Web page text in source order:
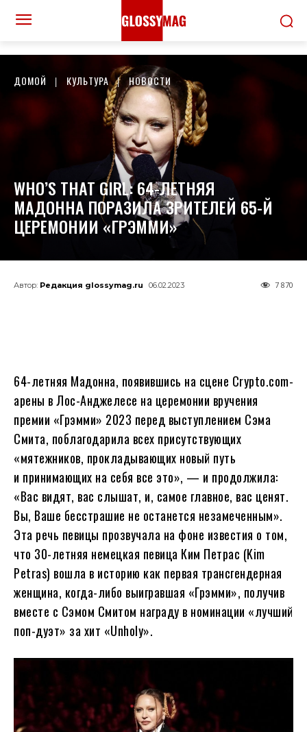
ДОМОЙ КУЛЬТУРА НОВОСТИ
WHO’S THAT GIRL: 64-ЛЕТНЯЯ
МАДОННА ПОРАЗИЛА ЗРИТЕЛЕЙ 65-Й
ЦЕРЕМОНИИ «ГРЭММИ»
Автор: Редакция glossymag.ru 06.02.2023 7 870
64-летняя Мадонна, появившись на сцене Crypto.com-
арены в Лос-Анджелесе на церемонии вручения
премии «Грэмми» 2023 перед выступлением Сэма
Смита, поблагодарила всех присутствующих
«мятежников, прокладывающих новый путь
и принимающих на себя все это», — и продолжила:
«Вас видят, вас слышат, и, самое главное, вас ценят.
Вы, Ваше бесстрашие не останется незамеченным».
Эта речь певицы прозвучала на фоне известия о том,
что 30-летняя немецкая певица Ким Петрас (Kim
Petras) вошла в историю как первая трансгендерная
женщина, когда-либо выигравшая «Грэмми», получив
вместе с Сэмом Смитом награду в номинации «лучший
поп-дуэт» за хит «Unholy».